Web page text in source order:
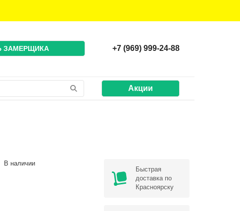
ЗАМЕРЩИКА +7 (969) 999-24-88
Акции
В наличии
Быстрая
доставка по
Красноярску